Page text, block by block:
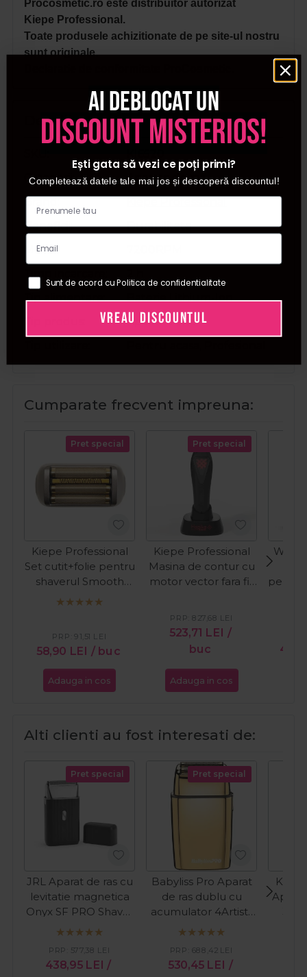
Procosmetic.ro este distribuitor autorizat
Kiepe Professional .
Toate produsele achizitionate de pe site-ul nostru
sunt originale.
Detalii
Categorii
Aparate de ras
Brand
Beneficii
Durabilitate
Motor
Timp incarcare
Tip alimentare
Baterie Lithium-Ion
Aparat de ras
Cumparate frecvent impreuna:
Pret special
Kiepe Professional
Set cutit+folie pentru
shaverul Smooth
3800
58,90 LEI / buc
PRP:91,51 LEI
Adauga in cos
Pret special
Kiepe Professional
Masina de contur cu
motor vector fara fir
523,71 LEI /
buc
PRP:827,68 LEI
Adauga in cos
Wella
Alti clienti au fost interesati de:
Pret special
JRL Aparat de ras cu
levitatie magnetica
Onyx SF PRO Shaver
Cordless
438,95 LEI /
PRP: 577,38 LEI
Pret special
Babyliss Pro Aparat
de ras dublu cu
acumulator 4Artists
Cordless Shaver Gold
530,45 LEI /
PRP: 688,42 LEI
Ai deblocat un
discount misterios!
Ești gata să vezi ce poți primi?
Completează datele tale mai jos și descoperă discountul!
Sunt de acord cu Politica de confidentialitate
VREAU DISCOUNTUL